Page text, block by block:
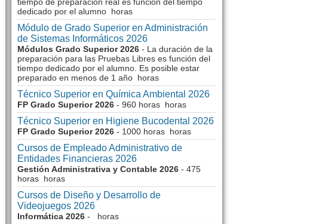
dedicado por el alumno horas
Módulo de Grado Superior en Administración
de Sistemas Informáticos 2026
Módulos Grado Superior 2026 - La duración de la
preparación para las Pruebas Libres es función del
tiempo dedicado por el alumno. Es posible estar
preparado en menos de 1 año horas
Técnico Superior en Química Ambiental 2026
FP Grado Superior 2026 - 960 horas horas
Técnico Superior en Higiene Bucodental 2026
FP Grado Superior 2026 - 1000 horas horas
Cursos de Empleado Administrativo de
Entidades Financieras 2026
Gestión Administrativa y Contable 2026 - 475
horas horas
Cursos de Diseño y Desarrollo de
Videojuegos 2026
Informática 2026 - horas